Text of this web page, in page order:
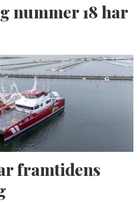
nummer 18 har
framtidens